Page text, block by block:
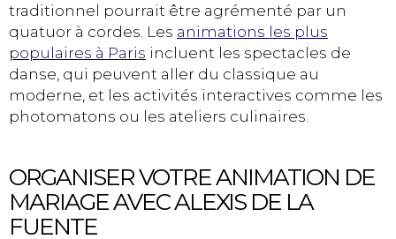
traditionnel pourrait être agrémenté par un
quatuor à cordes. Les animations les plus
populaires à Paris incluent les spectacles de
danse, qui peuvent aller du classique au
moderne, et les activités interactives comme les
photomatons ou les ateliers culinaires.
ORGANISER VOTRE ANIMATION DE
MARIAGE AVEC ALEXIS DE LA
FUENTE